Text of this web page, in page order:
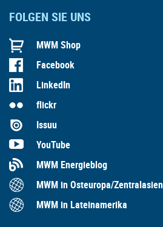
FOLGEN SIE UNS
MWM Shop
Facebook
LinkedIn
flickr
Issuu
YouTube
MWM Energieblog
MWM in Osteuropa/Zentralasien
MWM in Lateinamerika